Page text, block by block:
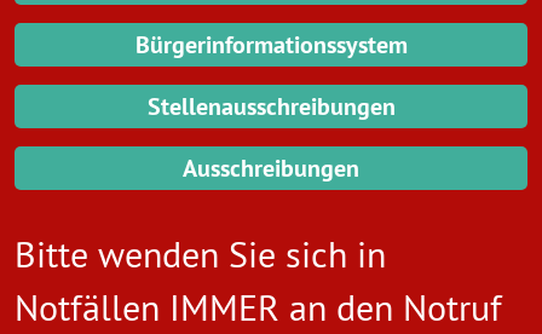
Bürgerinformationssystem
Stellenausschreibungen
Ausschreibungen
Bitte wenden Sie sich in
Notfällen IMMER an den Notruf